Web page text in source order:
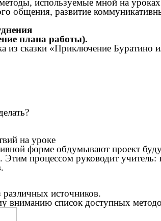
используемые мной на
общения, развитие
плана работы).
из сказки «Приключение Буратино
на уроке
форме обдумывают проект
Этим процессом руководит
источников.
вниманию список доступных